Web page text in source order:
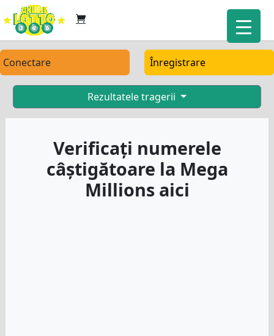
Conectare Înregistrare
Rezultatele tragerii
Verificați numerele
câștigătoare la Mega
Millions aici